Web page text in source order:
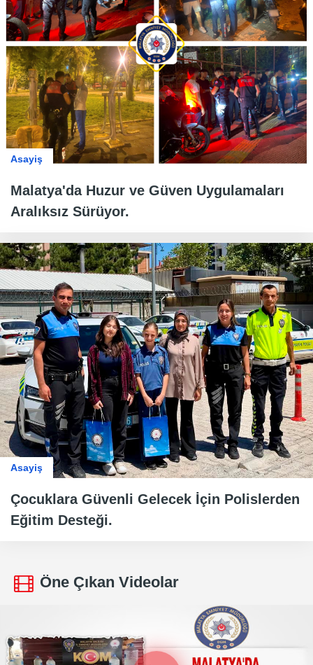
Asayiş
Malatya'da Huzur ve Güven Uygulamaları
Aralıksız Sürüyor.
Asayiş
Çocuklara Güvenli Gelecek İçin Polislerden
Eğitim Desteği.
Öne Çıkan Videolar